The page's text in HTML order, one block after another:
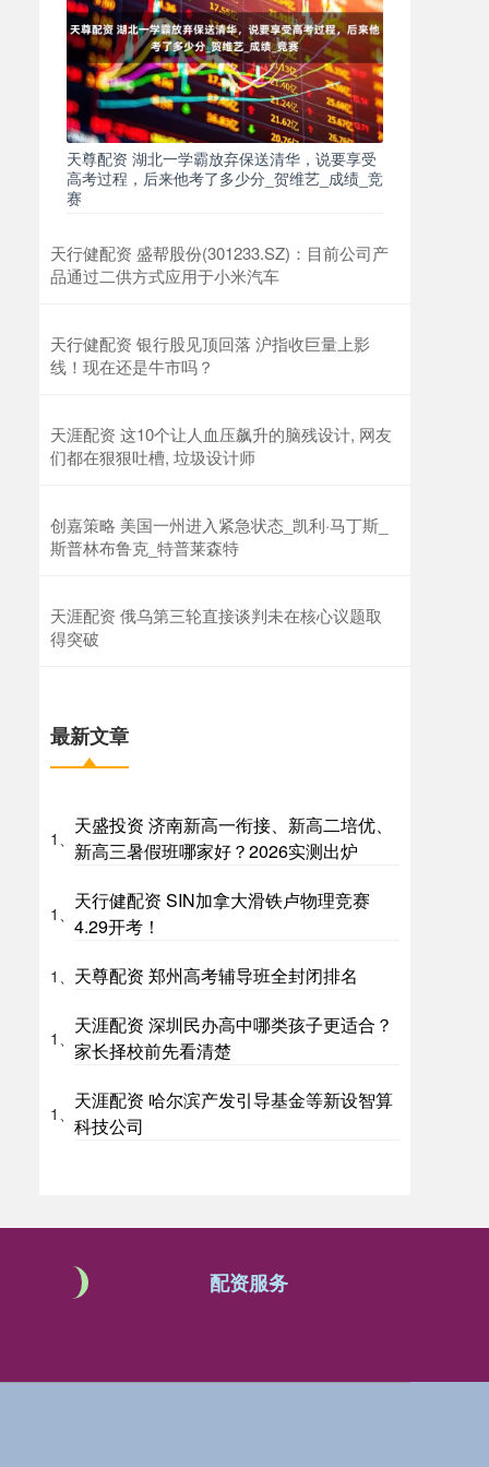
天尊配资 湖北一学霸放弃保送清华，说要享受
高考过程，后来他考了多少分_贺维艺_成绩_竞
赛
天行健配资 盛帮股份(301233.SZ)：目前公司产
品通过二供方式应用于小米汽车
天行健配资 银行股见顶回落 沪指收巨量上影
线！现在还是牛市吗？
天涯配资 这10个让人血压飙升的脑残设计, 网友
们都在狠狠吐槽, 垃圾设计师
创嘉策略 美国一州进入紧急状态_凯利·马丁斯_
斯普林布鲁克_特普莱森特
天涯配资 俄乌第三轮直接谈判未在核心议题取
得突破
最新文章
1、
天盛投资 济南新高一衔接、新高二培优、
新高三暑假班哪家好？2026实测出炉
1、
天行健配资 SIN加拿大滑铁卢物理竞赛
4.29开考！
1、 天尊配资 郑州高考辅导班全封闭排名
1、
天涯配资 深圳民办高中哪类孩子更适合？
家长择校前先看清楚
1、
天涯配资 哈尔滨产发引导基金等新设智算
科技公司
配资服务